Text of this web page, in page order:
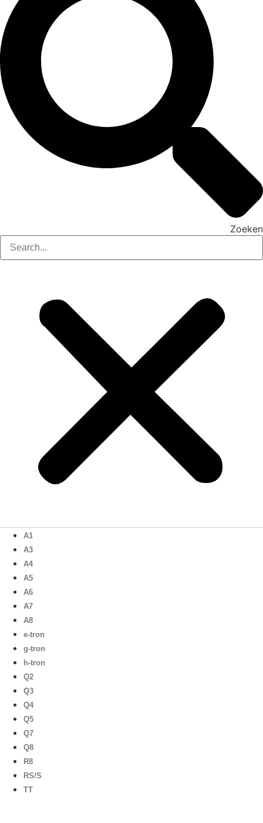
Zoeken
A1
A3
A4
A5
A6
A7
A8
e-tron
g-tron
h-tron
Q2
Q3
Q4
Q5
Q7
Q8
R8
RS/S
TT